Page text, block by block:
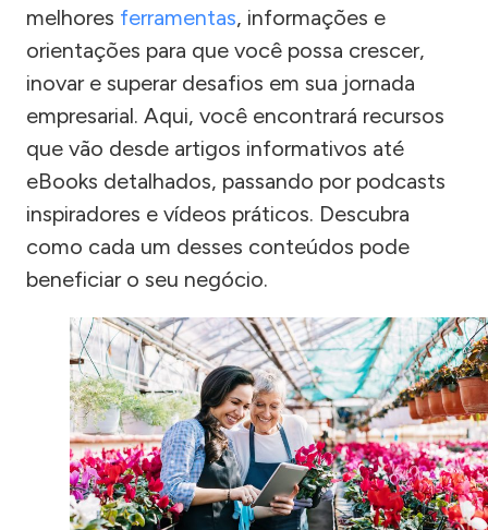
melhores ferramentas, informações e
orientações para que você possa crescer,
inovar e superar desafios em sua jornada
empresarial. Aqui, você encontrará recursos
que vão desde artigos informativos até
eBooks detalhados, passando por podcasts
inspiradores e vídeos práticos. Descubra
como cada um desses conteúdos pode
beneficiar o seu negócio.